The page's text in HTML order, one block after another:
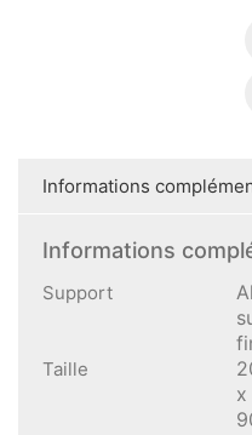
Informations
Informations
Support
Taille